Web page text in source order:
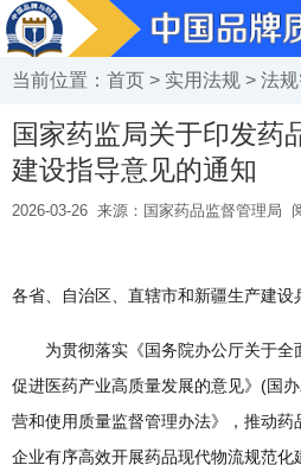
当前位置： 首页 > 实用法规 > 法
国家药监局关于印发药
建设指导意见的通知
2026-03-26 来源：国家药品监督管理局
各省、自治区、直辖市和新疆生产建设
为贯彻落实《国务院办公厅关于全
促进医药产业高质量发展的意见》(国
营和使用质量监督管理办法》，推动
企业有序高效开展药品现代物流规范